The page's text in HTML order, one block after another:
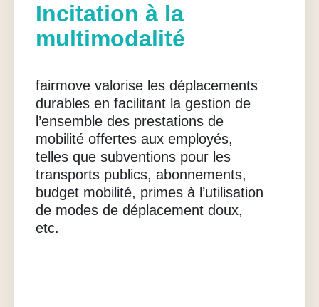
Incitation à la
multimodalité
fairmove valorise les déplacements
durables en facilitant la gestion de
l’ensemble des prestations de
mobilité offertes aux employés,
telles que subventions pour les
transports publics, abonnements,
budget mobilité, primes à l’utilisation
de modes de déplacement doux,
etc.